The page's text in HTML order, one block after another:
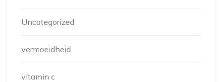
Uncategorized
vermoeidheid
vitamin c